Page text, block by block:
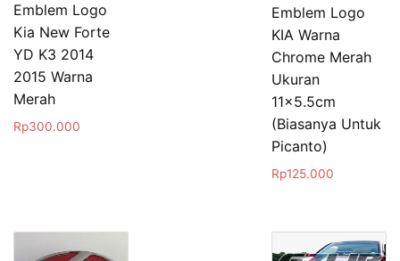
Emblem Logo
Kia New Forte
YD K3 2014
2015 Warna
Merah
Rp300.000
Emblem Logo
KIA Warna
Chrome Merah
Ukuran
11×5.5cm
(Biasanya Untuk
Picanto)
Rp125.000